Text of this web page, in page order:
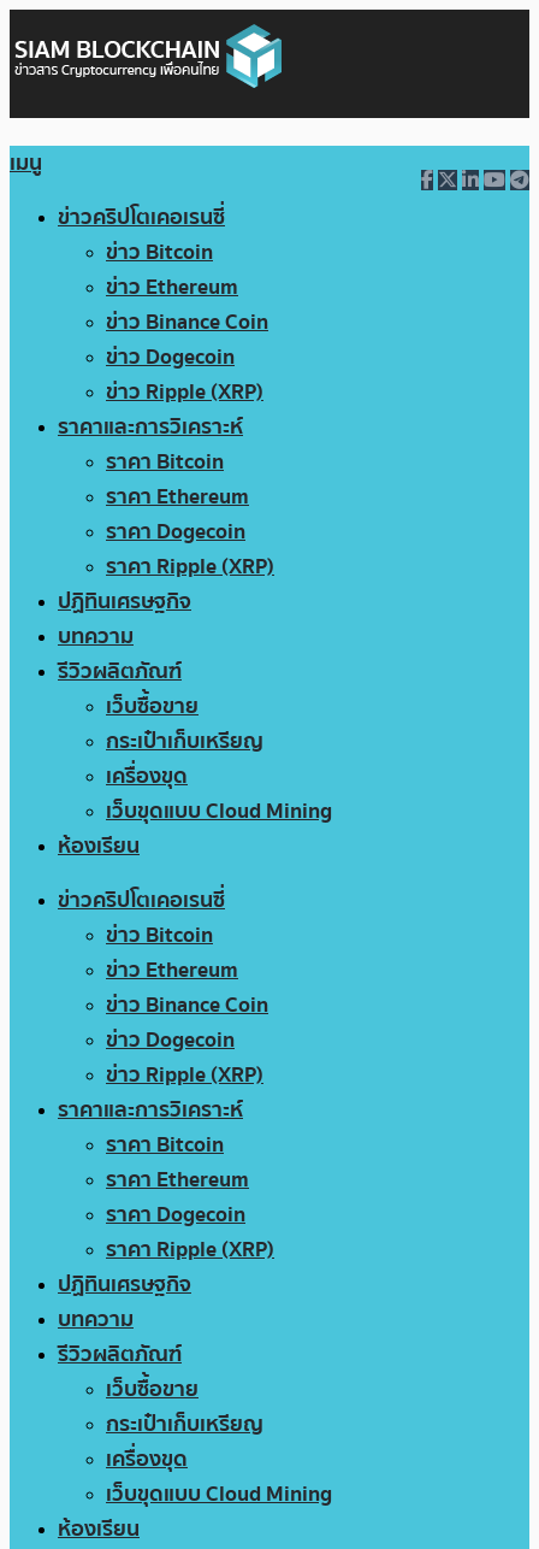
เมนู
ข่าวคริปโตเคอเรนซี่
ข่าว Bitcoin
ข่าว Ethereum
ข่าว Binance Coin
ข่าว Dogecoin
ข่าว Ripple (XRP)
ราคาและการวิเคราะห์
ราคา Bitcoin
ราคา Ethereum
ราคา Dogecoin
ราคา Ripple (XRP)
ปฏิทินเศรษฐกิจ
บทความ
รีวิวผลิตภัณฑ์
เว็บซื้อขาย
กระเป๋าเก็บเหรียญ
เครื่องขุด
เว็บขุดแบบ Cloud Mining
ห้องเรียน
ข่าวคริปโตเคอเรนซี่
ข่าว Bitcoin
ข่าว Ethereum
ข่าว Binance Coin
ข่าว Dogecoin
ข่าว Ripple (XRP)
ราคาและการวิเคราะห์
ราคา Bitcoin
ราคา Ethereum
ราคา Dogecoin
ราคา Ripple (XRP)
ปฏิทินเศรษฐกิจ
บทความ
รีวิวผลิตภัณฑ์
เว็บซื้อขาย
กระเป๋าเก็บเหรียญ
เครื่องขุด
เว็บขุดแบบ Cloud Mining
ห้องเรียน